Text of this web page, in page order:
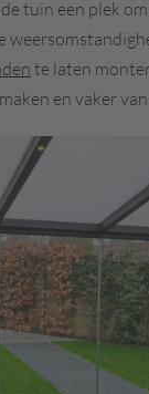
tuin een plek
te laten
en vaker